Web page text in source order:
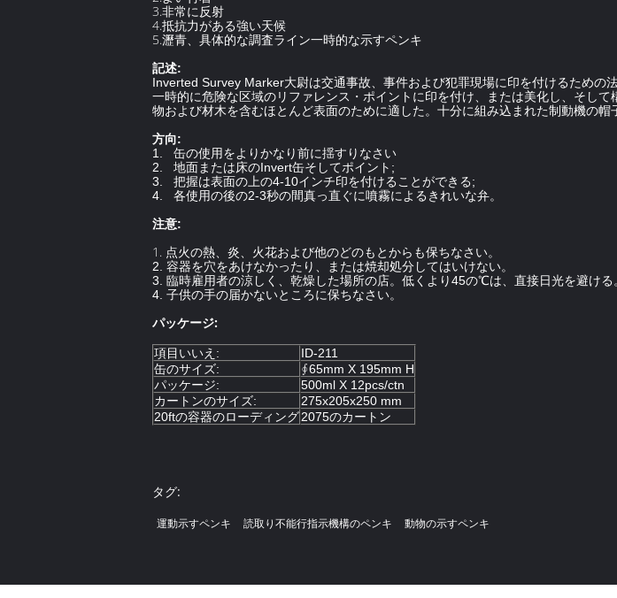
3.非常に反射
4.抵抗力がある強い天候
5.瀝青、具体的な調査ライン一時的な示すペンキ
記述:
Inverted Survey Marker大尉は交通事故、事件および犯罪現場に印を付けるため
一時的に危険な区域のリファレンス・ポイントに印を付け、または美化し、そし
物および材木を含むほとんど表面のために適した。十分に組み込まれた制動機の帽
方向:
1. 缶の使用をよりかなり前に揺すりなさい
2. 地面または床のInvert缶そしてポイント;
3. 把握は表面の上の4-10インチ印を付けることができる;
4. 各使用の後の2-3秒の間真っ直ぐに噴霧によるきれいな弁。
注意:
1. 点火の熱、炎、火花および他のどのもとからも保ちなさい。
2. 容器を穴をあけなかったり、または焼却処分してはいけない。
3. 臨時雇用者の涼しく、乾燥した場所の店。低くより45の℃は、直接日光を避ける
4. 子供の手の届かないところに保ちなさい。
パッケージ:
項目いいえ:
ID-211
缶のサイズ:
∮65mm X 195mm H
パッケージ:
500ml X 12pcs/ctn
カートンのサイズ:
275x205x250 mm
20ftの容器のローディング2075のカートン
タグ:
運動示すペンキ 読取り不能行指示機構のペンキ 動物の示すペンキ